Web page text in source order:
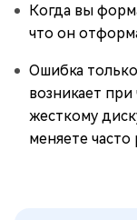
Когда вы
что он
Ошибка
возникает
жесткому
меняете часто